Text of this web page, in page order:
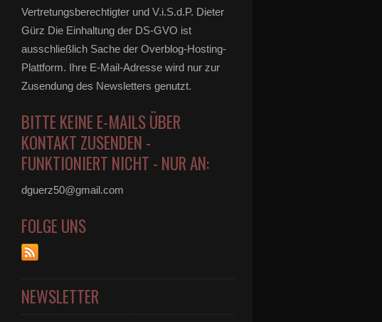
Vertretungsberechtigter und V.i.S.d.P. Dieter
Gürz Die Einhaltung der DS-GVO ist
ausschließlich Sache der Overblog-Hosting-
Plattform. Ihre E-Mail-Adresse wird nur zur
Zusendung des Newsletters genutzt.
BITTE KEINE E-MAILS ÜBER
KONTAKT ZUSENDEN -
FUNKTIONIERT NICHT - NUR AN:
dguerz50@gmail.com
FOLGE UNS
NEWSLETTER